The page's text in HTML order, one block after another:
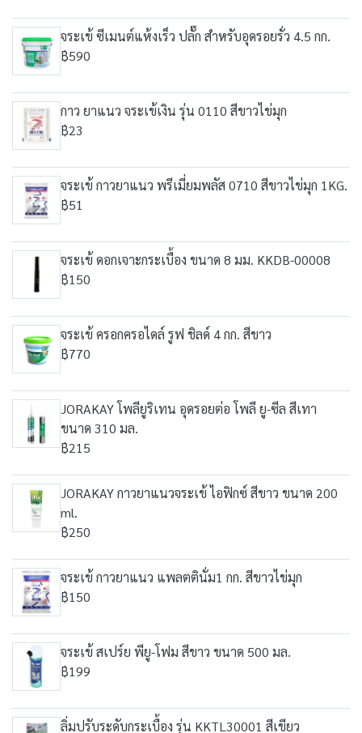
จระเข้ ซีเมนต์แห้งเร็ว ปลั๊ก สำหรับอุดรอยรั่ว 4.5 กก.
฿590
กาว ยาแนว จระเข้เงิน รุ่น 0110 สีขาวไข่มุก
฿23
จระเข้ กาวยาแนว พรีเมี่ยมพลัส 0710 สีขาวไข่มุก 1KG.
฿51
จระเข้ ดอกเจาะกระเบื้อง ขนาด 8 มม. KKDB-00008
฿150
จระเข้ ครอกครอไดล์ รูฟ ชิลด์ 4 กก. สีขาว
฿770
JORAKAY โพลียูริเทน อุดรอยต่อ โพลี ยู-ซีล สีเทา
ขนาด 310 มล.
฿215
JORAKAY กาวยาแนวจระเข้ ไอฟิกซ์ สีขาว ขนาด 200
ml.
฿250
จระเข้ กาวยาแนว แพลตตินั่ม1 กก. สีขาวไข่มุก
฿150
จระเข้ สเปร์ย พียู-โฟม สีขาว ขนาด 500 มล.
฿199
ลิ่มปรับระดับกระเบื้อง รุ่น KKTL30001 สีเขียว